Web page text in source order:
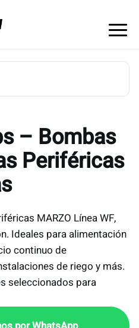
– Bombas
Periféricas
MARZO Línea WF,
Ideales para alimentación
continuo de
de riego y más.
seleccionados para